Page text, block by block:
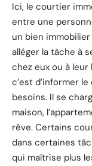
Ici, le courtier
entre une
un bien
alléger la tâche à
chez eux ou à leur
c’est d’informer
besoins. Il se
maison,
rêve. Certains
dans certaines
qui maîtrise plus